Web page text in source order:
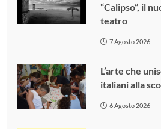
“Calipso”, il
teatro
7 Agosto 2026
L’arte che
italiani alla
6 Agosto 2026